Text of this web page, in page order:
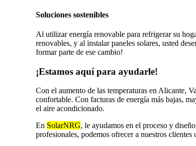
Soluciones sostenibles
Al utilizar energía renovable para refrigerar su
renovables, y al instalar paneles solares, usted
formar parte de ese cambio!
¡Estamos aquí para ayudarle!
Con el aumento de las temperaturas en Alicante,
confortable. Con facturas de energía más bajas,
el aire acondicionado.
En SolarNRG, le ayudamos en el proceso y
profesionales, podemos ofrecer a nuestros